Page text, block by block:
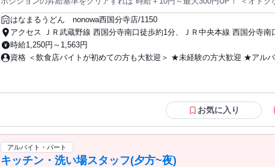
家族と過ごすために土日祝はお休み♪ 自分の都合に合わせて無理なく働けます！ 幅広い年代の方が自分スタイルで
中！ ＜自分らしい働き方を実現中！＞ ■平日は短時間、休日はフルで！ ■家
みにも対応してくれます！ ■魅力は趣味や夢の実現に向けて 自分の都合でシ
割引です ＜髪色自由！＞ 不快感を与えない髪色ならOK♪ ＼チームワークでこだわりうどんを提供／ うどんの本場！
讃岐生まれのはなまるうどんで 調理・接客のオシゴト♪ ＊＊＊＊＊＊＊＊＊
ススメです♪／ ◯旅行・イベントを優先したい！ ◯プライベートも大切にし
んが好きな方♪ ◯食べることが好きな方 ◯調理・接客スキルを身につけたい
＊＊＊ 下記のポジションに分かれて、セルフ方式で こだわりのうどんを提供しています。 ＊＊＊＊＊＊＊＊＊＊＊＊
＊＊＊＊＊＊＊＊ ＼役割を分担してチームでうどん作り／ ●うどん釜での麺
●レジ ●食器洗い ●ホール 担当ポジションはシゴト当日に、スキル・ 経験に
＊＊＊＊＊＊＊＊＊＊＊＊＊＊＊＊ 調理をしたことがない、接客は初めて… という方でも心配いりません！ ＊＊＊＊
＊＊＊＊＊＊＊＊＊＊＊＊＊＊＊＊ ＼ていねいな研修とマニュアル完備／
分の役割の作業を行えばOK！ ポジションごとに作業内容は異なります。 慣
ルを身につけて、チームワークで 美味しいうどんを提供していきましょう♪ 飲食店のオシゴトが初めての方も安心 ＼
もとなりにいるから安心♪ ＼慣れてきたら各ポジションを担当／ きっかけは「やってみたい」でOK！ うどんをゆで
る、天ぷらを揚げる、 レジでお会計など、できるポジションを 増やせば時給もしっかり
はなまるうどん nonowa西国分寺店/1150
アクセス ＪＲ武蔵野線 西国分寺南口徒歩約1分、ＪＲ中央本線 西国分寺南
分、西武国分寺線 恋ヶ窪徒歩約18分 西国分寺駅すぐ
時給1,250円～1,563円
資格 ＜飲食店バイトが初めての方も大歓迎＞ ★未経験の方大歓迎 ★アル
も魅力！ バイト後にみんなで食事したり、楽しい雰囲気の職場です♪ ★留学生の方、
お気に入り
アルバイト・パート
キッチン・洗い場スタッフ(夕方~夜)